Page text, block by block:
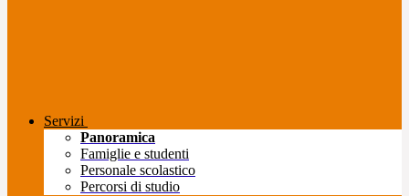
Servizi
Panoramica
Famiglie e studenti
Personale scolastico
Percorsi di studio